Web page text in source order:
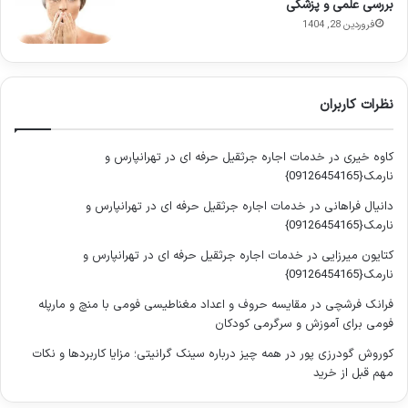
معرفی ۱۰ ماسک خانگی روشن‌کننده
پوست
ماسک‌های خانگی ساده و طبیعی یکی از مؤثرترین روش‌ها برای
روشن کردن پوست هستند. استفاده منظم از این ماسک‌ها باعث
لطیف و درخشان می‌کند. این ماسک‌ها به دلیل مواد طبیعی و بدون
ترکیبات شیمیایی، مناسب تمام انواع پوست هستند و اثرگذاری قابل
توجهی دارند.
ماسک‌های موثر و کاربردی
از میان ماسک‌های خانگی، ترکیب عسل و لیمو به دلیل داشتن
ویتامین Cو خاصیت مرطوب‌کنندگی عسل، یکی از پرکاربردترین‌ها
استفاده منظم دو تا سه بار در هفته، تغییر ملموسی در شفافیت
پوست ایجاد می‌کند.
بررسی علمی و پزشکی
فروردین 28, 1404
نظرات کاربران
کاوه خیری در خدمات اجاره جرثقیل حرفه ای در تهرانپارس و
نارمک{09126454165}
دانیال فراهانی در خدمات اجاره جرثقیل حرفه ای در تهرانپارس و
نارمک{09126454165}
کتایون میرزایی در خدمات اجاره جرثقیل حرفه ای در تهرانپارس و
نارمک{09126454165}
فرانک فرشچی در مقایسه حروف و اعداد مغناطیسی فومی با منچ و مارپله
فومی برای آموزش و سرگرمی کودکان
کوروش گودرزی پور در همه چیز درباره سینک گرانیتی؛ مزایا کاربردها و نکات
مهم قبل از خرید